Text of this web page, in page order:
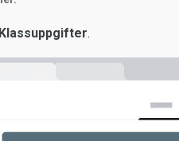
Klassuppgifter.